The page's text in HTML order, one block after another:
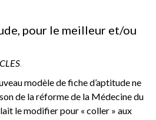
pour le meilleur et/ou
.
modèle de fiche d’aptitude ne
de la réforme de la Médecine du
le modifier pour « coller » aux